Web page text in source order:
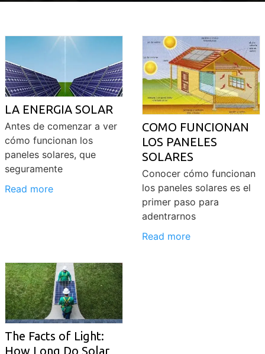
LA ENERGIA SOLAR
Antes de comenzar a ver
cómo funcionan los
paneles solares, que
seguramente
Read more
COMO FUNCIONAN
LOS PANELES
SOLARES
Conocer cómo funcionan
los paneles solares es el
primer paso para
adentrarnos
Read more
The Facts of Light:
How Long Do Solar